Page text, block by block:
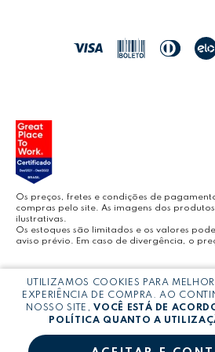
BLOG LEONORA
Os preços, fretes e condições de
compras pelo site. As imagens dos
ilustrativas.
Os estoques são limitados e os valores
aviso prévio. Em caso de divergência, o
Copyright © LEONORA COMERCIO
03.064.692/0005-53
UTILIZAMOS COOKIES PARA
EXPERIÊNCIA DE COMPRA. AO
NOSSO SITE,VOCÊ ESTÁ DE
POLÍTICA QUANTO A